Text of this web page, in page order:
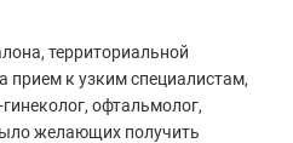
территориальной
прием к узким специалистам,
офтальмолог,
желающих получить